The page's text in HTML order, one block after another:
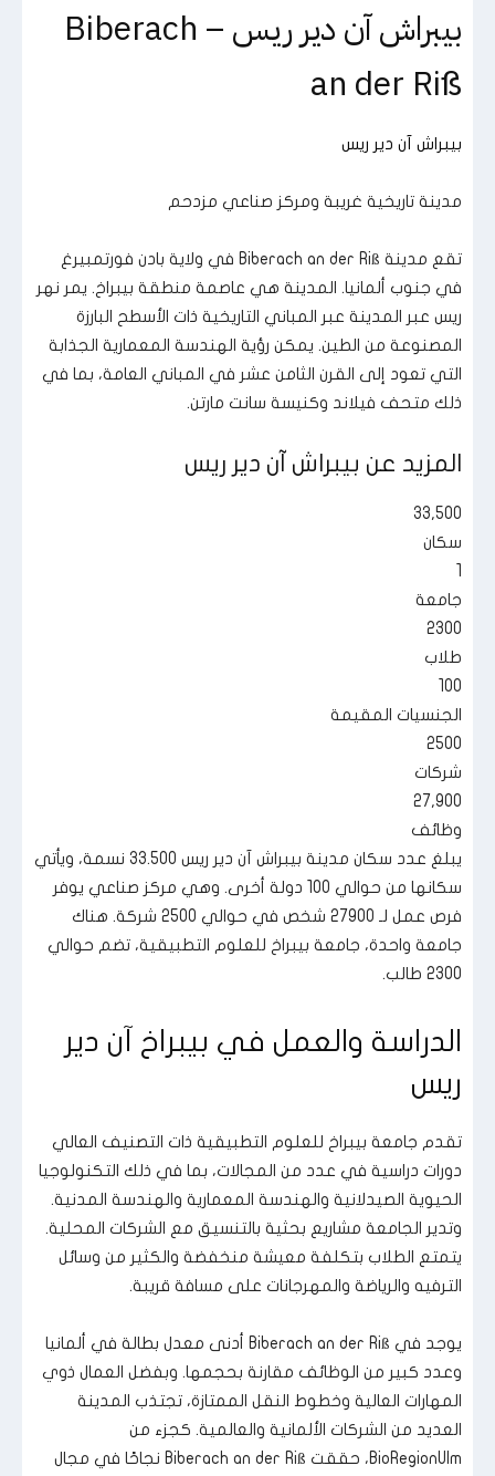
بيبراش آن دير ريس – Biberach
an der Riß
بيبراش آن دير ريس
مدينة تاريخية غريبة ومركز صناعي مزدحم
تقع مدينة Biberach an der Riß في ولاية بادن فورتمبيرغ
في جنوب ألمانيا. المدينة هي عاصمة منطقة بيبراخ. يمر نهر
ريس عبر المدينة عبر المباني التاريخية ذات الأسطح البارزة
المصنوعة من الطين. يمكن رؤية الهندسة المعمارية الجذابة
التي تعود إلى القرن الثامن عشر في المباني العامة، بما في
ذلك متحف فيلاند وكنيسة سانت مارتن.
المزيد عن بيبراش آن دير ريس
33,500
سكان
1
جامعة
2300
طلاب
100
الجنسيات المقيمة
2500
شركات
27,900
وظائف
يبلغ عدد سكان مدينة بيبراش آن دير ريس 33.500 نسمة، ويأتي
سكانها من حوالي 100 دولة أخرى. وهي مركز صناعي يوفر
فرص عمل لـ 27900 شخص في حوالي 2500 شركة. هناك
جامعة واحدة، جامعة بيبراخ للعلوم التطبيقية، تضم حوالي
2300 طالب.
الدراسة والعمل في بيبراخ آن دير
ريس
تقدم جامعة بيبراخ للعلوم التطبيقية ذات التصنيف العالي
دورات دراسية في عدد من المجالات، بما في ذلك التكنولوجيا
الحيوية الصيدلانية والهندسة المعمارية والهندسة المدنية.
وتدير الجامعة مشاريع بحثية بالتنسيق مع الشركات المحلية.
يتمتع الطلاب بتكلفة معيشة منخفضة والكثير من وسائل
الترفيه والرياضة والمهرجانات على مسافة قريبة.
يوجد في Biberach an der Riß أدنى معدل بطالة في ألمانيا
وعدد كبير من الوظائف مقارنة بحجمها. وبفضل العمال ذوي
المهارات العالية وخطوط النقل الممتازة، تجتذب المدينة
العديد من الشركات الألمانية والعالمية. كجزء من
BioRegionUlm، حققت Biberach an der Riß نجاحًا في مجال